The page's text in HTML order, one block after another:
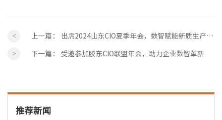
上一篇： 出席2024山东CIO夏季年会，数智赋能新质生产力发展
下一篇： 受邀参加胶东CIO联盟年会，助力企业数智革新
推荐新闻